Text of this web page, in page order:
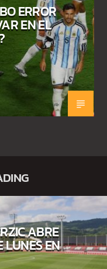
ERROR
EN EL
ABRE
LUNES EN